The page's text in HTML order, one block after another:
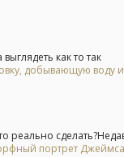
как то так
добывающую воду
реально
портрет Джеймса